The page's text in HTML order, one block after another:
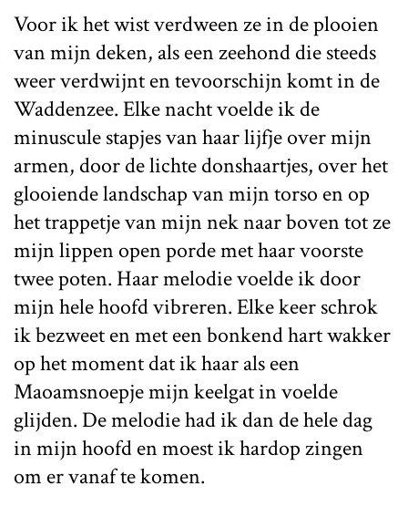
Voor ik het wist verdween ze in de plooien
van mijn deken, als een zeehond die steeds
weer verdwijnt en tevoorschijn komt in de
Waddenzee. Elke nacht voelde ik de
minuscule stapjes van haar lijfje over mijn
armen, door de lichte donshaartjes, over het
glooiende landschap van mijn torso en op
het trappetje van mijn nek naar boven tot ze
mijn lippen open porde met haar voorste
twee poten. Haar melodie voelde ik door
mijn hele hoofd vibreren. Elke keer schrok
ik bezweet en met een bonkend hart wakker
op het moment dat ik haar als een
Maoamsnoepje mijn keelgat in voelde
glijden. De melodie had ik dan de hele dag
in mijn hoofd en moest ik hardop zingen
om er vanaf te komen.